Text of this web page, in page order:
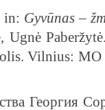
in: Gyvūnas –
Vilnius:
Георгия